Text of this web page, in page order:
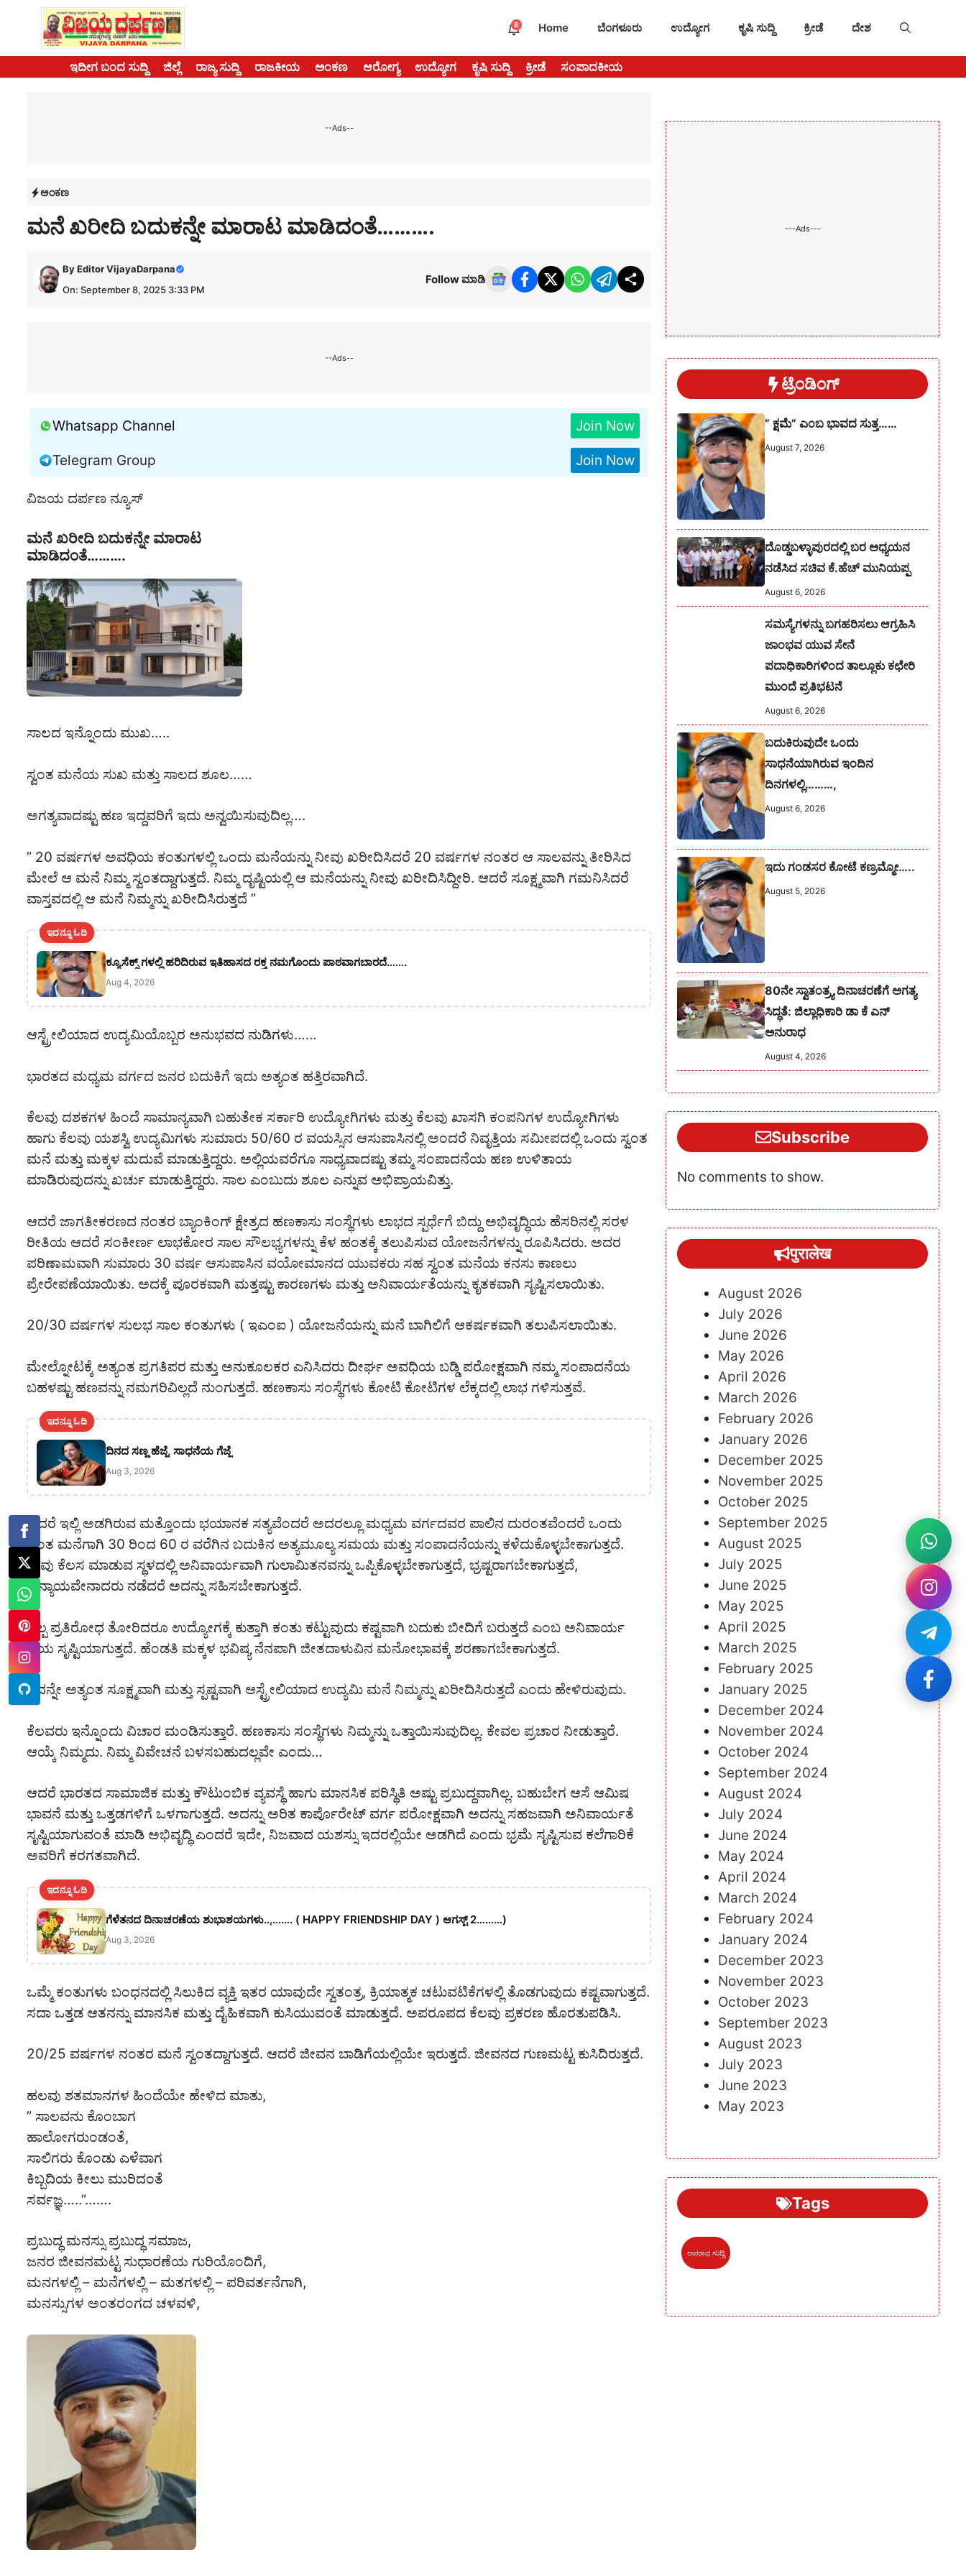
content
8 Home ಬೆಂಗಳೂರು ಉದ್ಯೋಗ ಕೃಷಿ ಸುದ್ದಿ ಕ್ರೀಡೆ ದೇಶ
ಇದೀಗ ಬಂದ ಸುದ್ದಿ ಜಿಲ್ಲೆ ರಾಜ್ಯ ಸುದ್ದಿ ರಾಜಕೀಯ ಅಂಕಣ ಆರೋಗ್ಯ ಉದ್ಯೋಗ ಕೃಷಿ ಸುದ್ದಿ ಕ್ರೀಡೆ ಸಂಪಾದಕೀಯ
--Ads--
ಅಂಕಣ
ಮನೆ ಖರೀದಿ ಬದುಕನ್ನೇ ಮಾರಾಟ ಮಾಡಿದಂತೆ……….
ByEditor VijayaDarpana
On: September 8, 2025 3:33 PM
Follow ಮಾಡಿ
--Ads--
Whatsapp Channel Join Now
Telegram Group Join Now
ವಿಜಯ ದರ್ಪಣ ನ್ಯೂಸ್
ಮನೆ ಖರೀದಿ ಬದುಕನ್ನೇ ಮಾರಾಟ
ಮಾಡಿದಂತೆ……….
ಸಾಲದ ಇನ್ನೊಂದು ಮುಖ…..
ಸ್ವಂತ ಮನೆಯ ಸುಖ ಮತ್ತು ಸಾಲದ ಶೂಲ……
ಅಗತ್ಯವಾದಷ್ಟು ಹಣ ಇದ್ದವರಿಗೆ ಇದು ಅನ್ವಯಿಸುವುದಿಲ್ಲ….
” 20 ವರ್ಷಗಳ ಅವಧಿಯ ಕಂತುಗಳಲ್ಲಿ ಒಂದು ಮನೆಯನ್ನು ನೀವು ಖರೀದಿಸಿದರೆ 20 ವರ್ಷಗಳ ನಂತರ ಆ ಸಾಲವನ್ನು ತೀರಿಸಿದ
ಮೇಲೆ ಆ ಮನೆ ನಿಮ್ಮ ಸ್ವಂತದ್ದಾಗುತ್ತದೆ. ನಿಮ್ಮ ದೃಷ್ಟಿಯಲ್ಲಿ ಆ ಮನೆಯನ್ನು ನೀವು ಖರೀದಿಸಿದ್ದೀರಿ. ಆದರೆ ಸೂಕ್ಷ್ಮವಾಗಿ ಗಮನಿಸಿದರೆ
ವಾಸ್ತವದಲ್ಲಿ ಆ ಮನೆ ನಿಮ್ಮನ್ನು ಖರೀದಿಸಿರುತ್ತದೆ ”
ಇದನ್ನೂ ಓದಿ
ಕ್ಯೂಸೆಕ್ಸ್ ಗಳಲ್ಲಿ ಹರಿದಿರುವ ಇತಿಹಾಸದ ರಕ್ತ ನಮಗೊಂದು ಪಾಠವಾಗಬಾರದೆ…….
Aug 4, 2026
ಆಸ್ಟ್ರೇಲಿಯಾದ ಉದ್ಯಮಿಯೊಬ್ಬರ ಅನುಭವದ ನುಡಿಗಳು……
ಭಾರತದ ಮಧ್ಯಮ ವರ್ಗದ ಜನರ ಬದುಕಿಗೆ ಇದು ಅತ್ಯಂತ ಹತ್ತಿರವಾಗಿದೆ.
ಕೆಲವು ದಶಕಗಳ ಹಿಂದೆ ಸಾಮಾನ್ಯವಾಗಿ ಬಹುತೇಕ ಸರ್ಕಾರಿ ಉದ್ಯೋಗಿಗಳು ಮತ್ತು ಕೆಲವು ಖಾಸಗಿ ಕಂಪನಿಗಳ ಉದ್ಯೋಗಿಗಳು
ಹಾಗು ಕೆಲವು ಯಶಸ್ವಿ ಉದ್ಯಮಿಗಳು ಸುಮಾರು 50/60 ರ‌ ವಯಸ್ಸಿನ ಆಸುಪಾಸಿನಲ್ಲಿ ಅಂದರೆ ನಿವೃತ್ತಿಯ ಸಮೀಪದಲ್ಲಿ ಒಂದು ಸ್ವಂತ
ಮನೆ ಮತ್ತು ಮಕ್ಕಳ ಮದುವೆ ಮಾಡುತ್ತಿದ್ದರು. ಅಲ್ಲಿಯವರೆಗೂ ಸಾಧ್ಯವಾದಷ್ಟು ತಮ್ಮ ಸಂಪಾದನೆಯ ಹಣ ಉಳಿತಾಯ
ಮಾಡಿರುವುದನ್ನು ಖರ್ಚು ಮಾಡುತ್ತಿದ್ದರು. ಸಾಲ ಎಂಬುದು ಶೂಲ ಎನ್ನುವ ಅಭಿಪ್ರಾಯವಿತ್ತು.
ಆದರೆ ಜಾಗತೀಕರಣದ ನಂತರ ಬ್ಯಾಂಕಿಂಗ್ ಕ್ಷೇತ್ರದ ಹಣಕಾಸು ಸಂಸ್ಥೆಗಳು ಲಾಭದ ಸ್ಪರ್ಧೆಗೆ ಬಿದ್ದು ಅಭಿವೃದ್ಧಿಯ ಹೆಸರಿನಲ್ಲಿ ಸರಳ
ರೀತಿಯ ಆದರೆ ಸಂಕೀರ್ಣ ಲಾಭಕೋರ ಸಾಲ ಸೌಲಭ್ಯಗಳನ್ನು ಕೆಳ ಹಂತಕ್ಕೆ ತಲುಪಿಸುವ ಯೋಜನೆಗಳನ್ನು ರೂಪಿಸಿದರು. ಅದರ
ಪರಿಣಾಮವಾಗಿ ಸುಮಾರು ‌30 ವರ್ಷ ಆಸುಪಾಸಿನ ವಯೋಮಾನದ ಯುವಕರು ಸಹ ಸ್ವಂತ ಮನೆಯ ಕನಸು ಕಾಣಲು
ಪ್ರೇರೇಪಣೆಯಾಯಿತು. ಅದಕ್ಕೆ ಪೂರಕವಾಗಿ ಮತ್ತಷ್ಟು ಕಾರಣಗಳು ಮತ್ತು ಅನಿವಾರ್ಯತೆಯನ್ನು ಕೃತಕವಾಗಿ ಸೃಷ್ಟಿಸಲಾಯಿತು.
20/30 ವರ್ಷಗಳ ಸುಲಭ ಸಾಲ ಕಂತುಗಳು ( ಇಎಂಐ ) ಯೋಜನೆಯನ್ನು ಮನೆ ಬಾಗಿಲಿಗೆ ಆಕರ್ಷಕವಾಗಿ ತಲುಪಿಸಲಾಯಿತು.
ಮೇಲ್ನೋಟಕ್ಕೆ ಅತ್ಯಂತ ಪ್ರಗತಿಪರ ಮತ್ತು ಅನುಕೂಲಕರ ಎನಿಸಿದರು ದೀರ್ಘ ಅವಧಿಯ ಬಡ್ಡಿ ಪರೋಕ್ಷವಾಗಿ ನಮ್ಮ ಸಂಪಾದನೆಯ
ಬಹಳಷ್ಟು ಹಣವನ್ನು ನಮಗರಿವಿಲ್ಲದೆ ನುಂಗುತ್ತದೆ. ಹಣಕಾಸು ಸಂಸ್ಥೆಗಳು ಕೋಟಿ ಕೋಟಿಗಳ ಲೆಕ್ಕದಲ್ಲಿ ಲಾಭ‌ ಗಳಿಸುತ್ತವೆ.
ಇದನ್ನೂ ಓದಿ
ದಿನದ ಸಣ್ಣ ಹೆಜ್ಜೆ, ಸಾಧನೆಯ ಗೆಜ್ಜೆ
Aug 3, 2026
ಆದರೆ ಇಲ್ಲಿ ಅಡಗಿರುವ ಮತ್ತೊಂದು ಭಯಾನಕ ಸತ್ಯವೆಂದರೆ ಅದರಲ್ಲೂ ಮಧ್ಯಮ ವರ್ಗದವರ ಪಾಲಿನ ದುರಂತವೆಂದರೆ ಒಂದು
ಸ್ವಂತ ಮನೆಗಾಗಿ 30 ರಿಂದ 60 ರ ವರೆಗಿನ ಬದುಕಿನ ಅತ್ಯಮೂಲ್ಯ ಸಮಯ ಮತ್ತು ಸಂಪಾದನೆಯನ್ನು ಕಳೆದುಕೊಳ್ಳಬೇಕಾಗುತ್ತದೆ.
ತಾವು ಕೆಲಸ ಮಾಡುವ ಸ್ಥಳದಲ್ಲಿ ಅನಿವಾರ್ಯವಾಗಿ ಗುಲಾಮಿತನವನ್ನು ಒಪ್ಪಿಕೊಳ್ಳಬೇಕಾಗುತ್ತದೆ, ಭ್ರಷ್ಟರಾಗಬೇಕಾಗುತ್ತದೆ,
ಅನ್ಯಾಯವೇನಾದರು ನಡೆದರೆ ಅದನ್ನು ಸಹಿಸಬೇಕಾಗುತ್ತದೆ.
ಸ್ವಲ್ಪ ಪ್ರತಿರೋಧ ತೋರಿದರೂ ಉದ್ಯೋಗಕ್ಕೆ ಕುತ್ತಾಗಿ ಕಂತು ಕಟ್ಟುವುದು ಕಷ್ಟವಾಗಿ ಬದುಕು ಬೀದಿಗೆ ಬರುತ್ತದೆ ಎಂಬ ಅನಿವಾರ್ಯ
ಭಯ ಸೃಷ್ಟಿಯಾಗುತ್ತದೆ. ಹೆಂಡತಿ ಮಕ್ಕಳ ಭವಿಷ್ಯ ನೆನಪಾಗಿ ಜೀತದಾಳುವಿನ ಮನೋಭಾವಕ್ಕೆ ಶರಣಾಗಬೇಕಾಗುತ್ತದೆ.
ಇದನ್ನೇ ಅತ್ಯಂತ ಸೂಕ್ಷ್ಮವಾಗಿ ಮತ್ತು ಸ್ಪಷ್ಟವಾಗಿ ಆಸ್ಟ್ರೇಲಿಯಾದ ಉದ್ಯಮಿ ಮನೆ ನಿಮ್ಮನ್ನು ಖರೀದಿಸಿರುತ್ತದೆ ಎಂದು ಹೇಳಿರುವುದು.
ಕೆಲವರು ಇನ್ನೊಂದು ವಿಚಾರ ಮಂಡಿಸುತ್ತಾರೆ. ಹಣಕಾಸು ಸಂಸ್ಥೆಗಳು ನಿಮ್ಮನ್ನು ಒತ್ತಾಯಿಸುವುದಿಲ್ಲ.‌ ಕೇವಲ ಪ್ರಚಾರ ನೀಡುತ್ತಾರೆ.
ಆಯ್ಕೆ ನಿಮ್ಮದು. ನಿಮ್ಮ ವಿವೇಚನೆ ಬಳಸಬಹುದಲ್ಲವೇ ಎಂದು…
ಆದರೆ ಭಾರತದ ಸಾಮಾಜಿಕ ಮತ್ತು ಕೌಟುಂಬಿಕ ವ್ಯವಸ್ಥೆ ಹಾಗು ಮಾನಸಿಕ ಪರಿಸ್ಥಿತಿ ಅಷ್ಟು ಪ್ರಬುದ್ದವಾಗಿಲ್ಲ. ಬಹುಬೇಗ ಆಸೆ ಆಮಿಷ
ಭಾವನೆ ಮತ್ತು ಒತ್ತಡಗಳಿಗೆ ಒಳಗಾಗುತ್ತದೆ. ಅದನ್ನು ಅರಿತ ಕಾರ್ಪೊರೇಟ್ ವರ್ಗ ಪರೋಕ್ಷವಾಗಿ ಅದನ್ನು ಸಹಜವಾಗಿ ಅನಿವಾರ್ಯತೆ
ಸೃಷ್ಟಿಯಾಗುವಂತೆ ಮಾಡಿ ಅಭಿವೃದ್ಧಿ ಎಂದರೆ ಇದೇ, ನಿಜವಾದ ಯಶಸ್ಸು ಇದರಲ್ಲಿಯೇ ಅಡಗಿದೆ ಎಂದು ಭ್ರಮೆ ಸೃಷ್ಟಿಸುವ ಕಲೆಗಾರಿಕೆ
ಅವರಿಗೆ ಕರಗತವಾಗಿದೆ.
ಇದನ್ನೂ ಓದಿ
ಗೆಳೆತನದ ದಿನಾಚರಣೆಯ ಶುಭಾಶಯಗಳು..,……. ( HAPPY FRIENDSHIP DAY ) ಆಗಸ್ಟ್ 2………)
Aug 3, 2026
ಒಮ್ಮೆ ಕಂತುಗಳು ಬಂಧನದಲ್ಲಿ ಸಿಲುಕಿದ ವ್ಯಕ್ತಿ ಇತರ ಯಾವುದೇ ಸ್ವತಂತ್ರ, ಕ್ರಿಯಾತ್ಮಕ ಚಟುವಟಿಕೆಗಳಲ್ಲಿ ತೊಡಗುವುದು ಕಷ್ಟವಾಗುತ್ತದೆ.‌
ಸದಾ ಒತ್ತಡ ಆತನನ್ನು ಮಾನಸಿಕ ಮತ್ತು ದೈಹಿಕವಾಗಿ ಕುಸಿಯುವಂತೆ ಮಾಡುತ್ತದೆ. ಅಪರೂಪದ ಕೆಲವು ಪ್ರಕರಣ ಹೊರತುಪಡಿಸಿ.
20/25 ವರ್ಷಗಳ ನಂತರ ಮನೆ ಸ್ವಂತದ್ದಾಗುತ್ತದೆ. ಆದರೆ ಜೀವನ ಬಾಡಿಗೆಯಲ್ಲಿಯೇ ಇರುತ್ತದೆ. ಜೀವನದ ಗುಣಮಟ್ಟ ಕುಸಿದಿರುತ್ತದೆ.
ಹಲವು ಶತಮಾನಗಳ ಹಿಂದೆಯೇ ಹೇಳಿದ ಮಾತು,
” ಸಾಲವನು ಕೊಂಬಾಗ
ಹಾಲೋಗರುಂಡಂತೆ,
ಸಾಲಿಗರು ಕೊಂಡು ಎಳೆವಾಗ
ಕಿಬ್ಬದಿಯ ಕೀಲು ಮುರಿದಂತೆ
ಸರ್ವಜ್ಞ…..”…….
ಪ್ರಬುದ್ಧ ಮನಸ್ಸು ಪ್ರಬುದ್ಧ ಸಮಾಜ,
ಜನರ ಜೀವನಮಟ್ಟ ಸುಧಾರಣೆಯ ಗುರಿಯೊಂದಿಗೆ,
ಮನಗಳಲ್ಲಿ – ಮನೆಗಳಲ್ಲಿ – ಮತಗಳಲ್ಲಿ – ಪರಿವರ್ತನೆಗಾಗಿ,
ಮನಸ್ಸುಗಳ ಅಂತರಂಗದ ಚಳವಳಿ,
---Ads---
ಟ್ರೆಂಡಿಂಗ್
” ಕ್ಷಮೆ” ಎಂಬ ಭಾವದ ಸುತ್ತ……
August 7, 2026
ದೊಡ್ಡಬಳ್ಳಾಪುರದಲ್ಲಿ ಬರ ಅಧ್ಯಯನ
ನಡೆಸಿದ ಸಚಿವ ಕೆ.ಹೆಚ್ ಮುನಿಯಪ್ಪ
August 6, 2026
ಸಮಸ್ಯೆಗಳನ್ನು ಬಗಹರಿಸಲು ಆಗ್ರಹಿಸಿ
ಜಾಂಭವ ಯುವ ಸೇನೆ
ಪದಾಧಿಕಾರಿಗಳಿಂದ ತಾಲ್ಲೂಕು ಕಛೇರಿ
ಮುಂದೆ ಪ್ರತಿಭಟನೆ
August 6, 2026
ಬದುಕಿರುವುದೇ ಒಂದು
ಸಾಧನೆಯಾಗಿರುವ ಇಂದಿನ
ದಿನಗಳಲ್ಲಿ………,
August 6, 2026
ಇದು ಗಂಡಸರ ಕೋಟೆ ಕಣ್ರಮ್ಮೋ…..
August 5, 2026
80ನೇ ಸ್ವಾತಂತ್ರ್ಯ ದಿನಾಚರಣೆಗೆ ಅಗತ್ಯ
ಸಿದ್ಧತೆ: ಜಿಲ್ಲಾಧಿಕಾರಿ ಡಾ ಕೆ ಎನ್
ಅನುರಾಧ
August 4, 2026
Subscribe
No comments to show.
पुरालेख
August 2026
July 2026
June 2026
May 2026
April 2026
March 2026
February 2026
January 2026
December 2025
November 2025
October 2025
September 2025
August 2025
July 2025
June 2025
May 2025
April 2025
March 2025
February 2025
January 2025
December 2024
November 2024
October 2024
September 2024
August 2024
July 2024
June 2024
May 2024
April 2024
March 2024
February 2024
January 2024
December 2023
November 2023
October 2023
September 2023
August 2023
July 2023
June 2023
May 2023
Tags
ಅಪರಾಧ ಸುದ್ದಿ